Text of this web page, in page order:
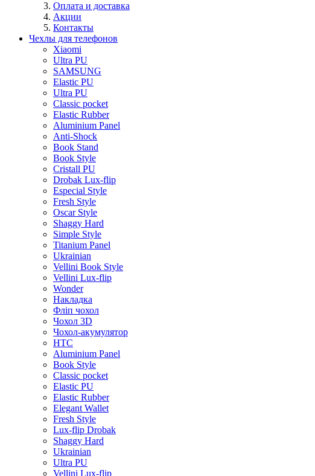
Оплата и доставка
Акции
Контакты
Чехлы для телефонов
Xiaomi
Ultra PU
SAMSUNG
Elastic PU
Ultra PU
Classic pocket
Elastic Rubber
Aluminium Panel
Anti-Shock
Book Stand
Book Style
Cristall PU
Drobak Lux-flip
Especial Style
Fresh Style
Oscar Style
Shaggy Hard
Simple Style
Titanium Panel
Ukrainian
Vellini Book Style
Vellini Lux-flip
Wonder
Накладка
Фліп чохол
Чохол 3D
Чохол-акумулятор
HTC
Aluminium Panel
Book Style
Classic pocket
Elastic PU
Elastic Rubber
Elegant Wallet
Fresh Style
Lux-flip Drobak
Shaggy Hard
Ukrainian
Ultra PU
Vellini Lux-flip